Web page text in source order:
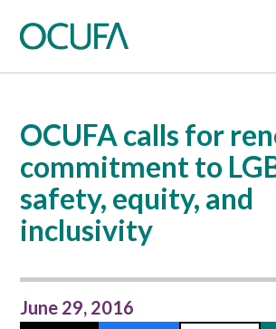
OCUFA calls for
commitment to
safety, equity, and
inclusivity
June 29, 2016